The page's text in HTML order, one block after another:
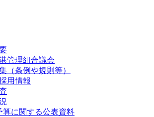
管理組合議会
（条例や規則等）
用情報
算に関する公表資料